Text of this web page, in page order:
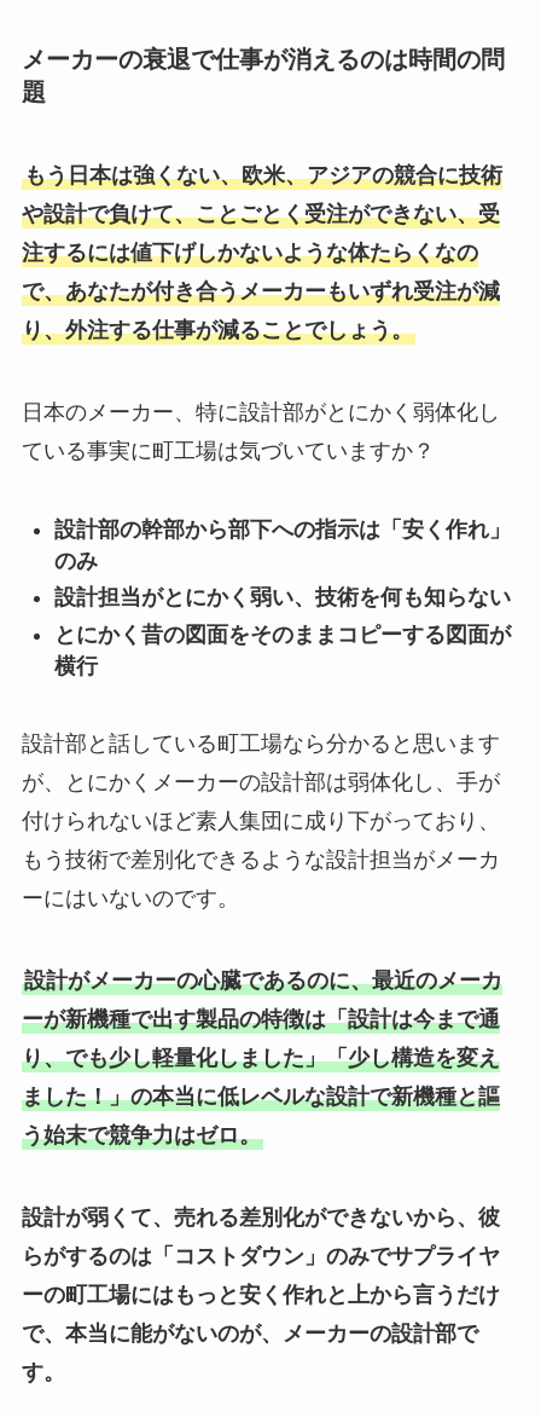
メーカーの衰退で仕事が消えるのは時間の問
題
もう日本は強くない、欧米、アジアの競合に技術
や設計で負けて、ことごとく受注ができない、受
注するには値下げしかないような体たらくなの
で、あなたが付き合うメーカーもいずれ受注が減
り、外注する仕事が減ることでしょう。
日本のメーカー、特に設計部がとにかく弱体化し
ている事実に町工場は気づいていますか？
設計部の幹部から部下への指示は「安く作れ」
のみ
設計担当がとにかく弱い、技術を何も知らない
とにかく昔の図面をそのままコピーする図面が
横行
設計部と話している町工場なら分かると思います
が、とにかくメーカーの設計部は弱体化し、手が
付けられないほど素人集団に成り下がっており、
もう技術で差別化できるような設計担当がメーカ
ーにはいないのです。
設計がメーカーの心臓であるのに、最近のメーカ
ーが新機種で出す製品の特徴は「設計は今まで通
り、でも少し軽量化しました」「少し構造を変え
ました！」の本当に低レベルな設計で新機種と謳
う始末で競争力はゼロ。
設計が弱くて、売れる差別化ができないから、彼
らがするのは「コストダウン」のみでサプライヤ
ーの町工場にはもっと安く作れと上から言うだけ
で、本当に能がないのが、メーカーの設計部で
す。